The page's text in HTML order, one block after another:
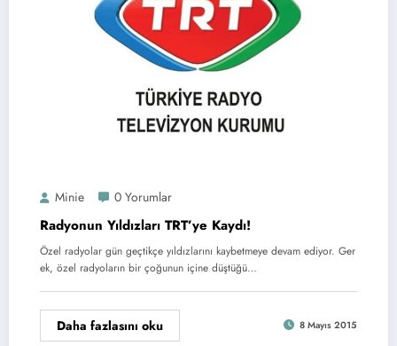
Minie 0 Yorumlar
Radyonun Yıldızları TRT’ye Kaydı!
Özel radyolar gün geçtikçe yıldızlarını kaybetmeye devam ediyor. Ger
ek, özel radyoların bir çoğunun içine düştüğü…
Daha fazlasını oku 8 Mayıs 2015